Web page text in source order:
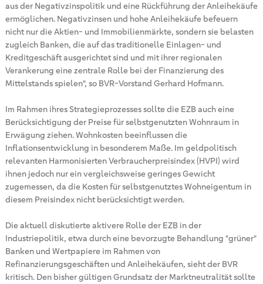
aus der Negativzinspolitik und eine Rückführung der Anleihekäufe
ermöglichen. Negativzinsen und hohe Anleihekäufe befeuern
nicht nur die Aktien- und Immobilienmärkte, sondern sie belasten
zugleich Banken, die auf das traditionelle Einlagen- und
Kreditgeschäft ausgerichtet sind und mit ihrer regionalen
Verankerung eine zentrale Rolle bei der Finanzierung des
Mittelstands spielen", so BVR-Vorstand Gerhard Hofmann.
Im Rahmen ihres Strategieprozesses sollte die EZB auch eine
Berücksichtigung der Preise für selbstgenutzten Wohnraum in
Erwägung ziehen. Wohnkosten beeinflussen die
Inflationsentwicklung in besonderem Maße. Im geldpolitisch
relevanten Harmonisierten Verbraucherpreisindex (HVPI) wird
ihnen jedoch nur ein vergleichsweise geringes Gewicht
zugemessen, da die Kosten für selbstgenutztes Wohneigentum in
diesem Preisindex nicht berücksichtigt werden.
Die aktuell diskutierte aktivere Rolle der EZB in der
Industriepolitik, etwa durch eine bevorzugte Behandlung "grüner"
Banken und Wertpapiere im Rahmen von
Refinanzierungsgeschäften und Anleihekäufen, sieht der BVR
kritisch. Den bisher gültigen Grundsatz der Marktneutralität sollte